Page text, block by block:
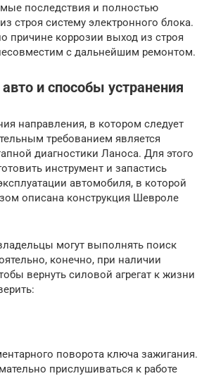
последствия и полностью
строя систему электронного блока.
причине коррозии выход из строя
с дальнейшим ремонтом.
и способы устранения
направления, в котором следует
требованием является
диагностики Ланоса. Для этого
инструмент и запастись
автомобиля, в которой
описана конструкция Шевроле
могут выполнять поиск
конечно, при наличии
вернуть силовой агрегат к жизни
поворота ключа зажигания.
прислушиваться к работе